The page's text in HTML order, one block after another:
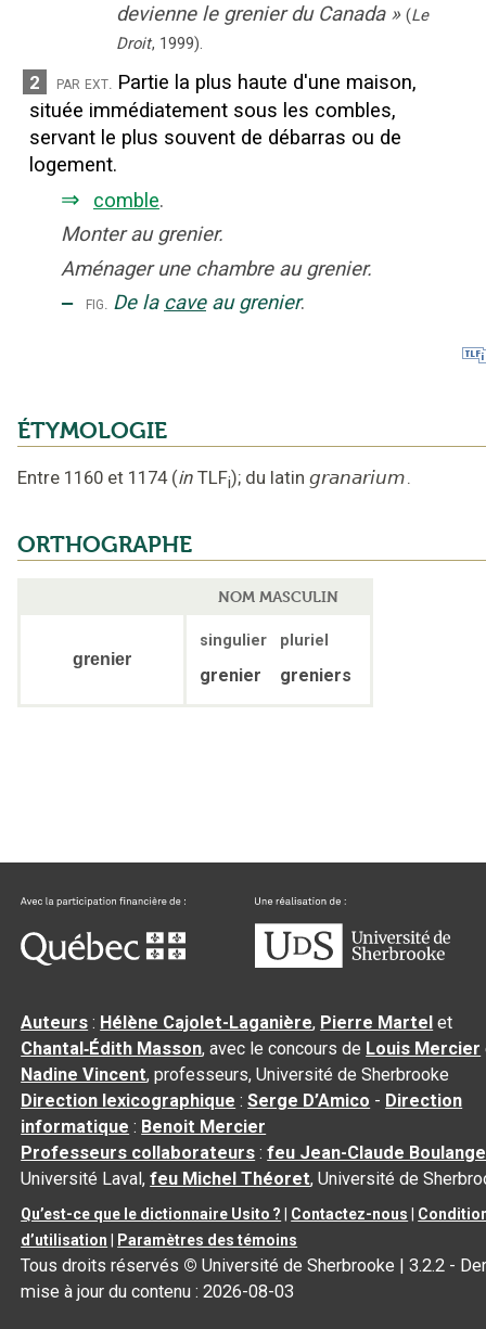
devienne le grenier du Canada » (Le
Droit, 1999).
2 par ext. Partie la plus haute d'une maison,
située immédiatement sous les combles,
servant le plus souvent de débarras ou de
logement.
⇒ comble.
Monter au grenier.
Aménager une chambre au grenier.
‒ fig. De la cave au grenier.
ÉTYMOLOGIE
Entre 1160 et 1174 (in TLFi); du latin granarium.
ORTHOGRAPHE
NOM MASCULIN
grenier
singulier pluriel
grenier greniers
Auteurs : Hélène Cajolet-Laganière, Pierre Martel et
Chantal‑Édith Masson, avec le concours de Louis Mercier
Nadine Vincent, professeurs, Université de Sherbrooke
Direction lexicographique :Serge D’Amico - Direction
informatique : Benoit Mercier
Professeurs collaborateurs :feu Jean-Claude
Université Laval,feu Michel Théoret, Université de
Qu’est-ce que le dictionnaire Usito ? Contactez-nous
d’utilisation
Paramètres des témoins
Tous droits réservés © Université de Sherbrooke |3.2.2 -
mise à jour du contenu :2026-08-03